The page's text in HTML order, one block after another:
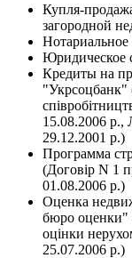
Купля-
загородной
Юридическое
Кредиты на
"Укрсоцбанк"
15.08.2006
29.12.2001 р.)
Программа
(Договiр N 1
01.08.2006 р.)
Оценка
бюро оценки"
оцiнки
25.07.2006 р.)